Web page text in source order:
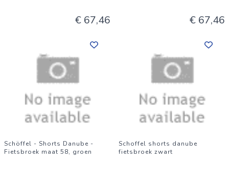
€ 67,46 € 67,46
Schöffel - Shorts Danube -
Fietsbroek maat 58, groen
Schoffel shorts danube
fietsbroek zwart